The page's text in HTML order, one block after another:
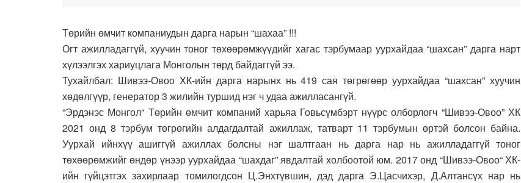
Төрийн өмчит компаниудын дарга нарын “шахаа” !!!
Огт ажилладаггүй, хуучин тоног төхөөрөмжүүдийг хагас тэрбумаар уурхайдаа “шахсан” дарга нарт
хүлээлгэх хариуцлага Монголын төрд байдаггүй ээ.
Тухайлбал: Шивээ-Овоо ХК-ийн дарга нарынх нь 419 сая төгрөгөөр уурхайдаа “шахсан” хуучин
хөдөлгүүр, генератор 3 жилийн туршид нэг ч удаа ажилласангүй.
“Эрдэнэс Монгол“ Төрийн өмчит компаний харьяа Говьсүмбэрт нүүрс олборлогч “Шивээ-Овоо” ХК
2021 онд 8 тэрбум төгрөгийн алдагдалтай ажиллаж, татварт 11 тэрбумын өртэй болсон байна.
Уурхай ийнхүү ашиггүй ажиллах болсны нэг шалтгаан нь дарга нар нь ажилладаггүй тоног
төхөөрөмжийг өндөр үнээр уурхайдаа “шахдаг” явдалтай холбоотой юм. 2017 онд “Шивээ-Овоо“ ХК-
ийн гүйцэтгэх захирлаар томилогдсон Ц.Энхтүвшин, дэд дарга Э.Цасчихэр, Д.Алтансүх нар нь